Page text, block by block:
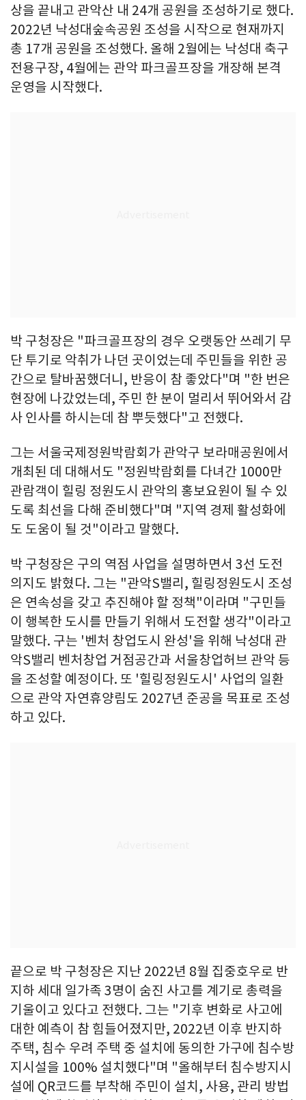
상을 끝내고 관악산 내 24개 공원을 조성하기로 했다.
2022년 낙성대숲속공원 조성을 시작으로 현재까지
총 17개 공원을 조성했다. 올해 2월에는 낙성대 축구
전용구장, 4월에는 관악 파크골프장을 개장해 본격
운영을 시작했다.
박 구청장은 "파크골프장의 경우 오랫동안 쓰레기 무
단 투기로 악취가 나던 곳이었는데 주민들을 위한 공
간으로 탈바꿈했더니, 반응이 참 좋았다"며 "한 번은
현장에 나갔었는데, 주민 한 분이 멀리서 뛰어와서 감
사 인사를 하시는데 참 뿌듯했다"고 전했다.
그는 서울국제정원박람회가 관악구 보라매공원에서
개최된 데 대해서도 "정원박람회를 다녀간 1000만
관람객이 힐링 정원도시 관악의 홍보요원이 될 수 있
도록 최선을 다해 준비했다"며 "지역 경제 활성화에
도 도움이 될 것"이라고 말했다.
박 구청장은 구의 역점 사업을 설명하면서 3선 도전
의지도 밝혔다. 그는 "관악S밸리, 힐링정원도시 조성
은 연속성을 갖고 추진해야 할 정책"이라며 "구민들
이 행복한 도시를 만들기 위해서 도전할 생각"이라고
말했다. 구는 '벤처 창업도시 완성'을 위해 낙성대 관
악S밸리 벤처창업 거점공간과 서울창업허브 관악 등
을 조성할 예정이다. 또 '힐링정원도시' 사업의 일환
으로 관악 자연휴양림도 2027년 준공을 목표로 조성
하고 있다.
끝으로 박 구청장은 지난 2022년 8월 집중호우로 반
지하 세대 일가족 3명이 숨진 사고를 계기로 총력을
기울이고 있다고 전했다. 그는 "기후 변화로 사고에
대한 예측이 참 힘들어졌지만, 2022년 이후 반지하
주택, 침수 우려 주택 중 설치에 동의한 가구에 침수방
지시설을 100% 설치했다"며 "올해부터 침수방지시
설에 QR코드를 부착해 주민이 설치, 사용, 관리 방법